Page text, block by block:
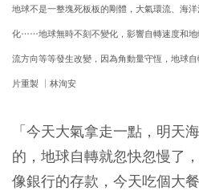
地球不是一整塊死板板的剛體，大氣環流、海
化……地球無時不刻不變化，影響自轉速度和
流方向等等發生改變，因為角動量守恆，地球
片重製 │林洵安
「今天大氣拿走一點，明天
的，地球自轉就忽快忽慢了
像銀行的存款，今天吃個大